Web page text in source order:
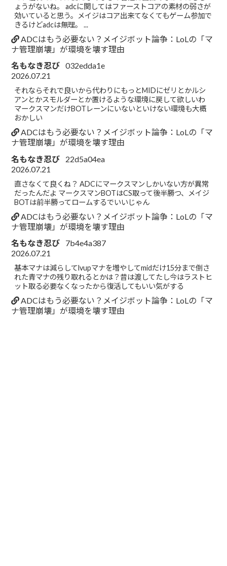
ょうがないね。 adcに関してはファーストコアの素材の弱さが
効いていると思う。メイジはコア出来てなくてもゲーム参加で
きるけどadcは無理。 ...
ADCはもう必要ない？メイジボット論争：LoLの「マ
ナ管理崩壊」が環境を壊す理由
名もなき忍び 032edda1e
2026.07.21
それならそれで良いから代わりにもっとMIDにゼリとかルシ
アンとかスモルダーとか置けるような環境に戻して欲しいわ
マークスマンだけBOTレーンにいないといけない環境も大概
おかしい
ADCはもう必要ない？メイジボット論争：LoLの「マ
ナ管理崩壊」が環境を壊す理由
名もなき忍び
22d5a04ea
2026.07.21
直さなくて良くね？ ADCにマークスマンしかいない方が異常
だったんだよ マークスマンBOTはCS取って後半勝つ、メイジ
BOTは前半勝ってロームするでいいじゃん
ADCはもう必要ない？メイジボット論争：LoLの「マ
ナ管理崩壊」が環境を壊す理由
名もなき忍び
7b4e4a387
2026.07.21
基本マナは減らしてlvupマナを増やしてmidだけ15分まで倒さ
れた青マナの残り取れるとかは？昔は渡してたし今はラストヒ
ット取る必要なくなったから復活してもいい気がする
ADCはもう必要ない？メイジボット論争：LoLの「マ
ナ管理崩壊」が環境を壊す理由